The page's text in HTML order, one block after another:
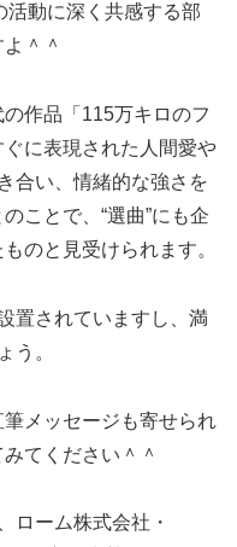
活動に深く共感する部
＾＾
作品「115万キロのフ
に表現された人間愛や
合い、情緒的な強さを
ことで、“選曲”にも企
のと見受けられます。
置されていますし、満
う。
メッセージも寄せられ
てください＾＾
ローム株式会社・